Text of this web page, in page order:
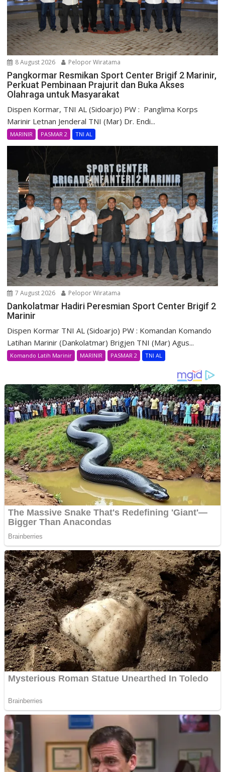
8 August 2026 Pelopor Wiratama
Pangkormar Resmikan Sport Center Brigif 2 Marinir,
Perkuat Pembinaan Prajurit dan Buka Akses
Olahraga untuk Masyarakat
Dispen Kormar, TNI AL (Sidoarjo) PW : Panglima Korps
Marinir Letnan Jenderal TNI (Mar) Dr. Endi...
MARINIR PASMAR 2 TNI AL
7 August 2026 Pelopor Wiratama
Dankolatmar Hadiri Peresmian Sport Center Brigif 2
Marinir
Dispen Kormar TNI AL (Sidoarjo) PW : Komandan Komando
Latihan Marinir (Dankolatmar) Brigjen TNI (Mar) Agus...
Komando Latih Marinir MARINIR PASMAR 2 TNI AL